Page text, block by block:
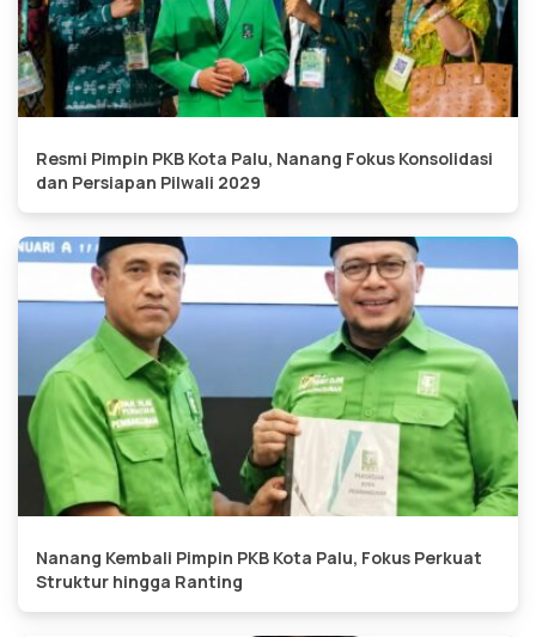
Resmi Pimpin PKB Kota Palu, Nanang Fokus Konsolidasi
dan Persiapan Pilwali 2029
Nanang Kembali Pimpin PKB Kota Palu, Fokus Perkuat
Struktur hingga Ranting